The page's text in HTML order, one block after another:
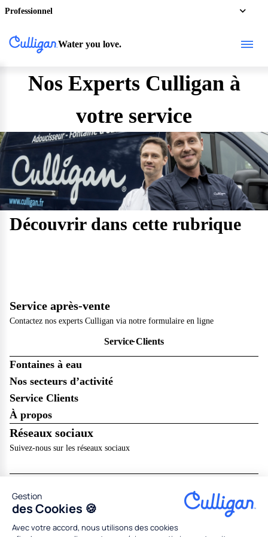
Gestion
des Cookies 🍪
Avec votre accord, nous utilisons des cookies
Professionnel
Water you love.
Nos Experts Culligan à
votre service
Découvrir dans cette rubrique
Service après-vente
Contactez nos experts Culligan via notre formulaire en ligne
Service Clients
Fontaines à eau
Nos secteurs d’activité
Service Clients
À propos
Réseaux sociaux
Suivez-nous sur les réseaux sociaux
Recevez les dernières nouveautés de Culligan dans votre boîte mail !
Questions fréquentes
Consultez notre page de FAQ pour trouver toutes les réponses à